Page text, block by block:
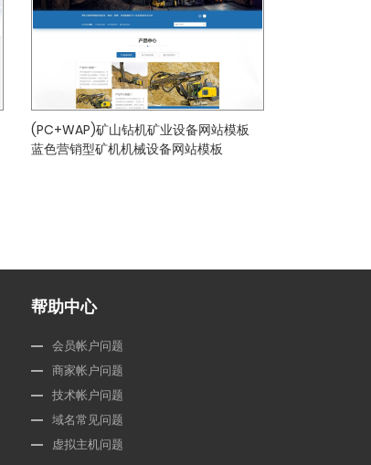
(PC+WAP)矿山钻机矿业设备网站模板
蓝色营销型矿机机械设备网站模板
帮助中心
会员帐户问题
商家帐户问题
技术帐户问题
域名常见问题
虚拟主机问题